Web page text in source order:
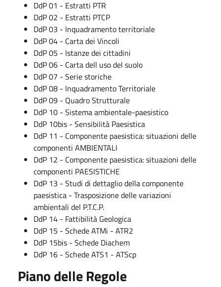
DdP 01 - Estratti PTR
DdP 02 - Estratti PTCP
DdP 03 - Inquadramento territoriale
DdP 04 - Carta dei Vincoli
DdP 05 - Istanze dei cittadini
DdP 06 - Carta dell uso del suolo
DdP 07 - Serie storiche
DdP 08 - Inquadramento Territoriale
DdP 09 - Quadro Strutturale
DdP 10 - Sistema ambientale-paesistico
DdP 10bis - Sensibilità Paesistica
DdP 11 - Componente paesistica: situazioni delle
componenti AMBIENTALI
DdP 12 - Componente paesistica: situazioni delle
componenti PAESISTICHE
DdP 13 - Studi di dettaglio della componente
paesistica - Trasposizione delle variazioni
ambientali del P.T.C.P.
DdP 14 - Fattibilità Geologica
DdP 15 - Schede ATMi - ATR2
DdP 15bis - Schede Diachem
DdP 16 - Schede ATS1 - ATScp
Piano delle Regole